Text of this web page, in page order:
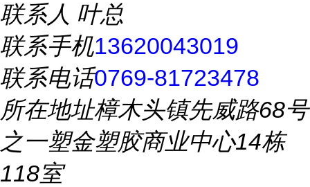
联系人 叶总
联系手机13620043019
联系电话0769-81723478
所在地址樟木头镇先威路68号
之一塑金塑胶商业中心14栋
118室